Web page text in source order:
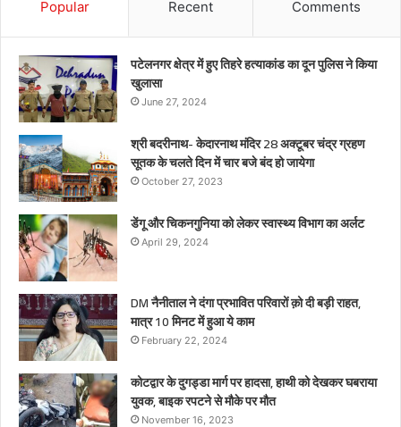
Popular Recent Comments
पटेलनगर क्षेत्र में हुए तिहरे हत्याकांड का दून पुलिस ने किया
खुलासा
June 27, 2024
श्री बदरीनाथ- केदारनाथ मंदिर 28 अक्टूबर चंद्र ग्रहण
सूतक के चलते दिन में चार बजे बंद हो जायेगा
October 27, 2023
डेंगू और चिकनगुनिया को लेकर स्वास्थ्य विभाग का अर्लट
April 29, 2024
DM नैनीताल ने दंगा प्रभावित परिवारों क़ो दी बड़ी राहत,
मात्र 10 मिनट में हुआ ये काम
February 22, 2024
कोटद्वार के दुगड्डा मार्ग पर हादसा, हाथी को देखकर घबराया
युवक, बाइक रपटने से मौके पर मौत
November 16, 2023